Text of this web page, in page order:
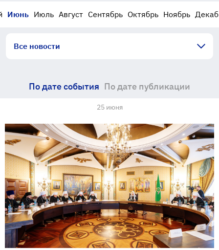
Июнь Июль Август Сентябрь Октябрь Ноябрь
Все новости
По дате события По дате публикации
25 июня